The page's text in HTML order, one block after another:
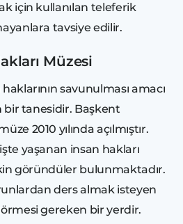
için kullanılan teleferik
tavsiye edilir.
Müzesi
savunulması amacı
bir tanesidir. Başkent
2010 yılında açılmıştır.
yaşanan insan hakları
göründüler bulunmaktadır.
ders almak isteyen
gereken bir yerdir.